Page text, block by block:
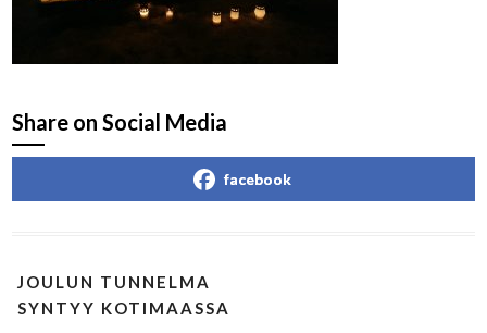
Share on Social Media
facebook
JOULUN TUNNELMA
SYNTYY KOTIMAASSA